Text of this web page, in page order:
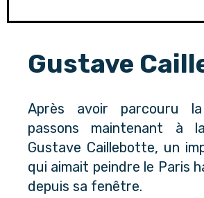
Gustave
Après avoir parcouru la
passons maintenant à
Gustave Caillebotte, un
qui aimait peindre le Paris
depuis sa fenêtre.